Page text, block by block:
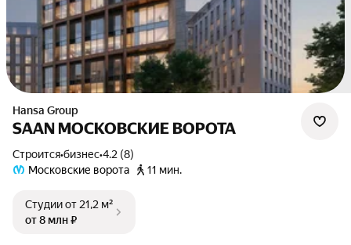
Hansa Group
SAAN МОСКОВСКИЕ ВОРОТА
Строится•бизнес•4.2 (8)
Московские ворота
11 мин.
Студииот 21,2 м²
от 8 млн ₽